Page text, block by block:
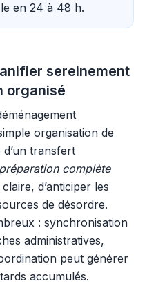
en 24 à 48 h.
sereinement
organisé
organisation de
transfert
préparation complète
d’anticiper les
de désordre.
: synchronisation
administratives,
peut générer
accumulés.